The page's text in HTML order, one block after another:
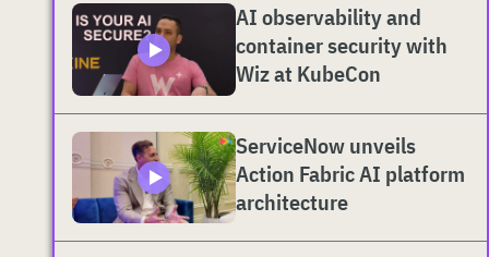
AI observability and
container security with
Wiz at KubeCon
ServiceNow unveils
Action Fabric AI platform
architecture